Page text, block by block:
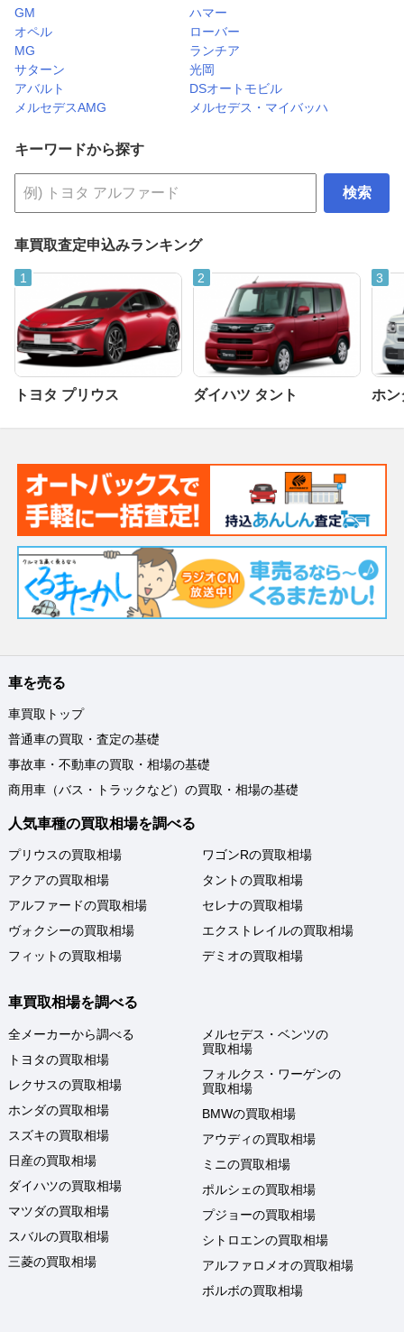
GM
ハマー
オペル
ローバー
MG
ランチア
サターン
光岡
アバルト
DSオートモビル
メルセデスAMG
メルセデス・マイバッハ
キーワードから探す
検索
車買取査定申込みランキング
トヨタ プリウス ダイハツ タント ホン
車を売る
車買取トップ
普通車の買取・査定の基礎
事故車・不動車の買取・相場の基礎
商用車（バス・トラックなど）の買取・相場の基礎
人気車種の買取相場を調べる
プリウスの買取相場
アクアの買取相場
アルファードの買取相場
ヴォクシーの買取相場
フィットの買取相場
ワゴンRの買取相場
タントの買取相場
セレナの買取相場
エクストレイルの買取相場
デミオの買取相場
車買取相場を調べる
全メーカーから調べる
トヨタの買取相場
レクサスの買取相場
ホンダの買取相場
スズキの買取相場
日産の買取相場
ダイハツの買取相場
マツダの買取相場
スバルの買取相場
三菱の買取相場
メルセデス・ベンツの
買取相場
フォルクス・ワーゲンの
買取相場
BMWの買取相場
アウディの買取相場
ミニの買取相場
ポルシェの買取相場
プジョーの買取相場
シトロエンの買取相場
アルファロメオの買取相場
ボルボの買取相場